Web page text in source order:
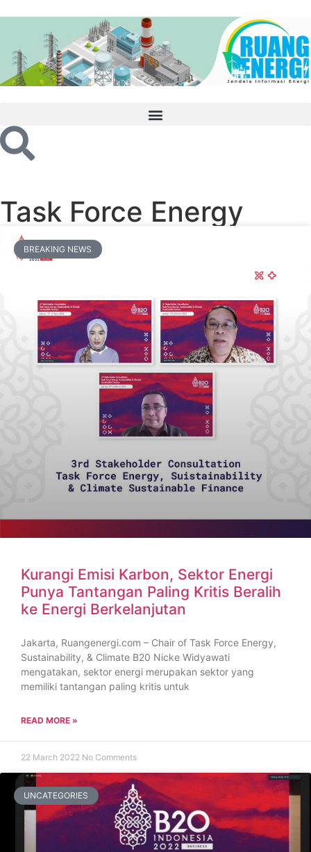
Task Force Energy
BREAKING NEWS
Kurangi Emisi Karbon, Sektor Energi
Punya Tantangan Paling Kritis Beralih
ke Energi Berkelanjutan
Jakarta, Ruangenergi.com – Chair of Task Force Energy,
Sustainability, & Climate B20 Nicke Widyawati
mengatakan, sektor energi merupakan sektor yang
memiliki tantangan paling kritis untuk
READ MORE »
22 March 2022 No Comments
UNCATEGORIES